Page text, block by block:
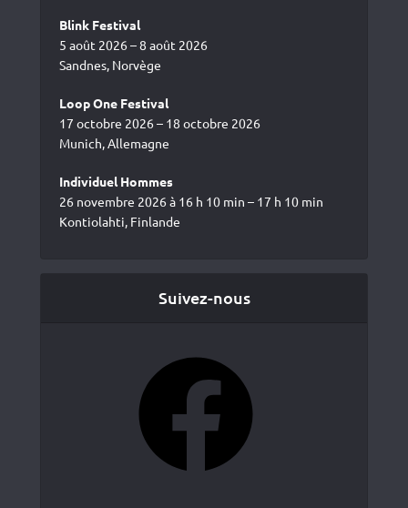
Blink Festival
5 août 2026 – 8 août 2026
Sandnes, Norvège
Loop One Festival
17 octobre 2026 – 18 octobre 2026
Munich, Allemagne
Individuel Hommes
26 novembre 2026 à 16 h 10 min – 17 h 10 min
Kontiolahti, Finlande
Suivez-nous